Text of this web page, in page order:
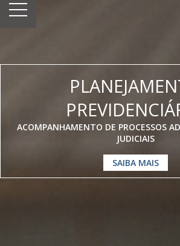
ACOMPANHAMENTO DE PROCESSOS
JUDICIAIS
SAIBA MAIS